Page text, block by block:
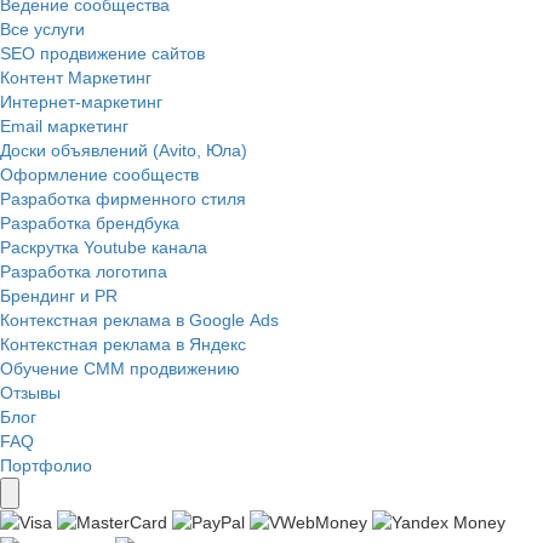
Ведение сообщества
Все услуги
SEO продвижение сайтов
Контент Маркетинг
Интернет-маркетинг
Email маркетинг
Доски объявлений (Avito, Юла)
Оформление сообществ
Разработка фирменного стиля
Разработка брендбука
Раскрутка Youtube канала
Разработка логотипа
Брендинг и PR
Контекстная реклама в Google Ads
Контекстная реклама в Яндекс
Обучение СММ продвижению
Отзывы
Блог
FAQ
Портфолио